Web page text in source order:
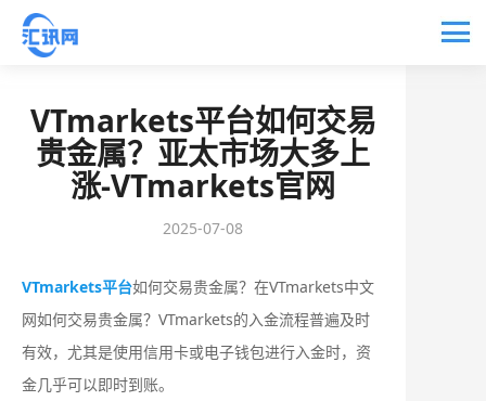
VTmarkets平台如何交易
贵金属？亚太市场大多上
涨-VTmarkets官网
2025-07-08
VTmarkets平台如何交易贵金属？在VTmarkets中文
网如何交易贵金属？VTmarkets的入金流程普遍及时
有效，尤其是使用信用卡或电子钱包进行入金时，资
金几乎可以即时到账。